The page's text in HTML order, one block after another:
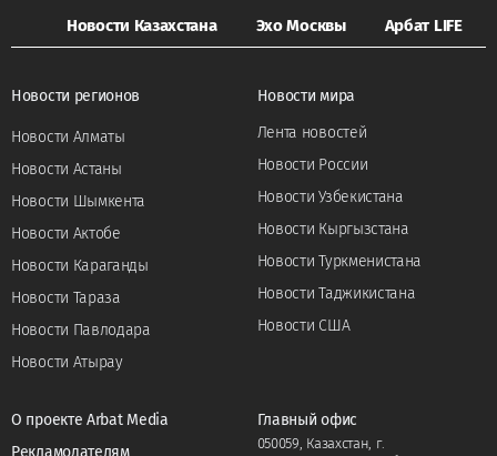
Новости Казахстана Эхо Москвы Арбат LIFE
Новости регионов
Новости Алматы
Новости Астаны
Новости Шымкента
Новости Актобе
Новости Караганды
Новости Тараза
Новости Павлодара
Новости Атырау
Новости мира
Лента новостей
Новости России
Новости Узбекистана
Новости Кыргызстана
Новости Туркменистана
Новости Таджикистана
Новости США
О проекте Arbat Media
Рекламодателям
Главный офис
050059, Казахстан, г.